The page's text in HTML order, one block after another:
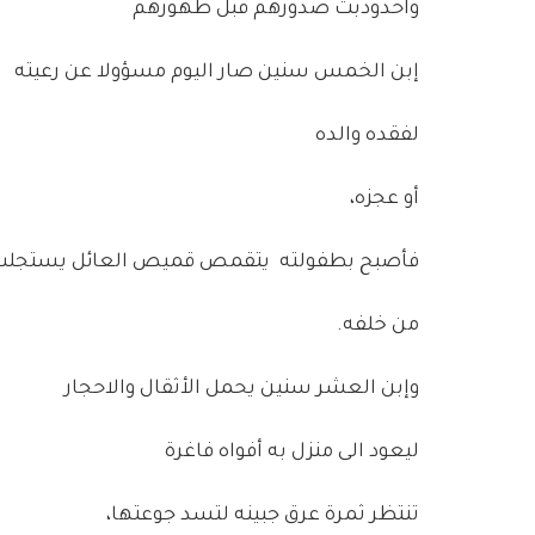
واحدودبت صدورهم قبل ظهورهم
إبن الخمس سنين صار اليوم مسؤولا عن رعيته
لفقده والده
أو عجزه،
فأصبح بطفولته يتقمص قميص العائل
من خلفه.
وإبن العشر سنين يحمل الأثقال والاحجار
ليعود الى منزل به أفواه فاغرة
تنتظر ثمرة عرق جبينه لتسد جوعتها،